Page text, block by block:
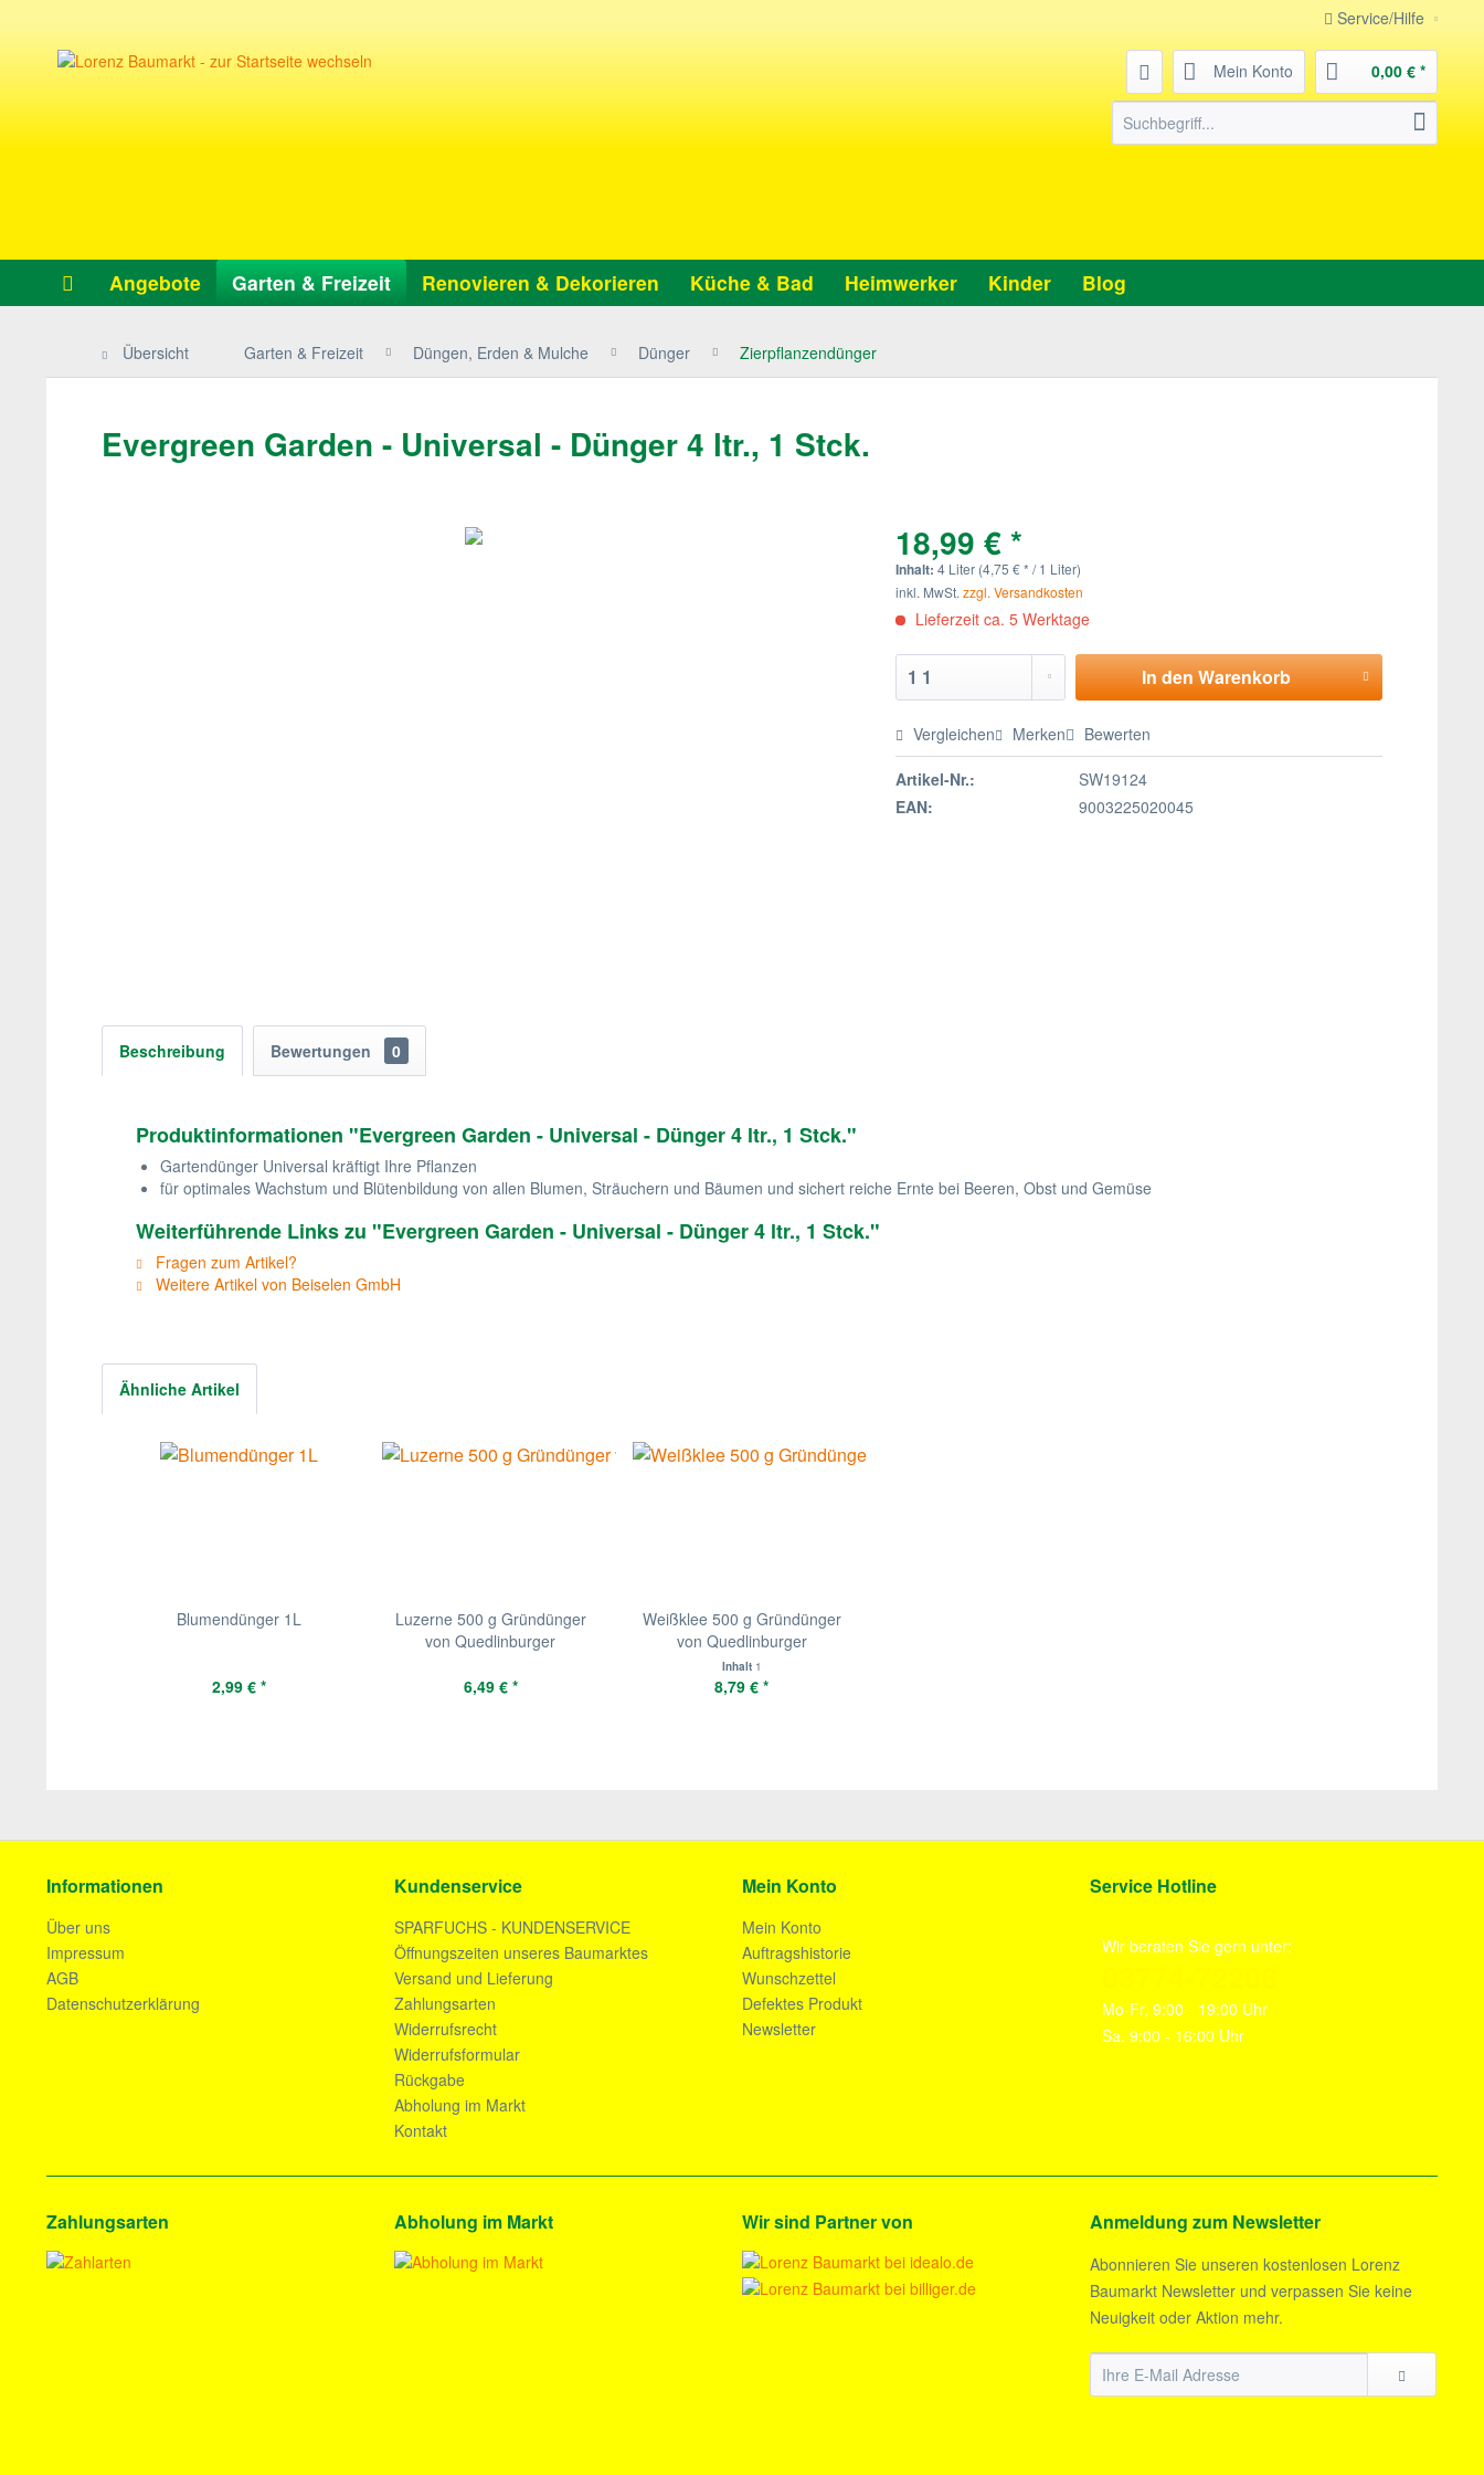
Service/Hilfe
Mein Konto 0,00 € *
Angebote Garten & Freizeit Renovieren & Dekorieren Küche & Bad Heimwerker Kinder Blog
Übersicht Garten & Freizeit Düngen, Erden & Mulche Dünger Zierpflanzendünger
Evergreen Garden - Universal - Dünger 4 ltr., 1 Stck.
18,99 € *
Inhalt:4 Liter (4,75 € * / 1 Liter)
inkl. MwSt.zzgl. Versandkosten
Lieferzeit ca. 5 Werktage
In denWarenkorb
Vergleichen Merken Bewerten
Artikel-Nr.:
SW19124
EAN:
9003225020045
Beschreibung Bewertungen 0
Produktinformationen "Evergreen Garden - Universal - Dünger 4 ltr., 1 Stck."
Gartendünger Universal kräftigt Ihre Pflanzen
für optimales Wachstum und Blütenbildung von allen Blumen, Sträuchern und Bäumen und sichert reiche Ernte bei Beeren, Obst und Gemüse
Weiterführende Links zu "Evergreen Garden - Universal - Dünger 4 ltr., 1 Stck."
Fragen zum Artikel?
Weitere Artikel von Beiselen GmbH
Ähnliche Artikel
Blumendünger 1L
2,99 € *
Luzerne 500 g Gründünger
von Quedlinburger
6,49 € *
Weißklee 500 g Gründünger
von Quedlinburger
Inhalt 1
8,79 € *
Informationen
Über uns
Impressum
AGB
Datenschutzerklärung
Kundenservice
SPARFUCHS - KUNDENSERVICE
Öffnungszeiten unseres Baumarktes
Versand und Lieferung
Zahlungsarten
Widerrufsrecht
Widerrufsformular
Rückgabe
Abholung im Markt
Kontakt
Mein Konto
Mein Konto
Auftragshistorie
Wunschzettel
Defektes Produkt
Newsletter
Service Hotline
Wir beraten Sie gern unter:
Mo-Fr, 9:00 - 19:00 Uhr
Sa. 9:00 - 16:00 Uhr
Zahlungsarten Abholung im Markt Wir sind Partner von Anmeldung zum Newsletter
Abonnieren Sie unseren kostenlosen Lorenz
Baumarkt Newsletter und verpassen Sie keine
Neuigkeit oder Aktion mehr.